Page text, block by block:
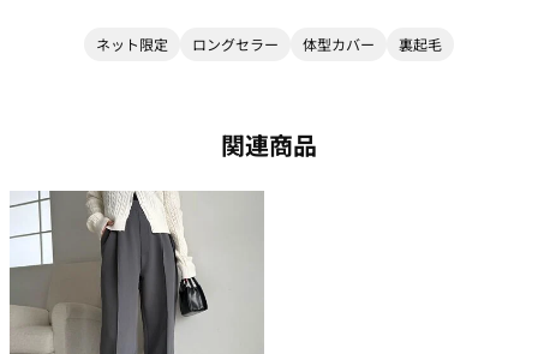
ネット限定 ロングセラー 体型カバー 裏起毛
関連商品